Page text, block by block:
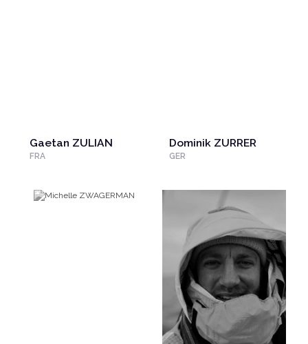
Gaetan ZULIAN
FRA
Dominik ZURRER
GER